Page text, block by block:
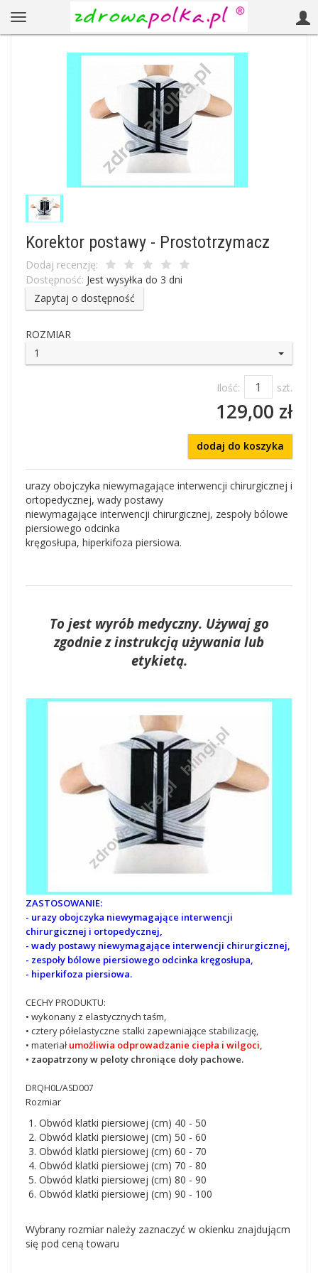
Korektor postawy - Prostotrzymacz
Dodaj recenzję:
Dostępność: Jest wysyłka do 3 dni
Zapytaj o dostępność
ROZMIAR
1
Ilość: szt.
129,00 zł
dodaj do koszyka
urazy obojczyka niewymagające interwencji chirurgicznej i
ortopedycznej, wady postawy
niewymagające interwencji chirurgicznej, zespoły bólowe
piersiowego odcinka
kręgosłupa, hiperkifoza piersiowa.
To jest wyrób medyczny. Używaj go
zgodnie z instrukcją używania lub
etykietą.
ZASTOSOWANIE:
- urazy obojczyka niewymagające interwencji
chirurgicznej i ortopedycznej,
- wady postawy niewymagające interwencji chirurgicznej,
- zespoły bólowe piersiowego odcinka kręgosłupa,
- hiperkifoza piersiowa.
CECHY PRODUKTU:
• wykonany z elastycznych taśm,
• cztery półelastyczne stalki zapewniające stabilizację,
• materiałumożliwia odprowadzanie ciepła i wilgoci,
• zaopatrzony w peloty chroniące doły pachowe.
DRQH0L/ASD007
Rozmiar
Obwód klatki piersiowej (cm) 40 - 50
Obwód klatki piersiowej (cm) 50 - 60
Obwód klatki piersiowej (cm) 60 - 70
Obwód klatki piersiowej (cm) 70 - 80
Obwód klatki piersiowej (cm) 80 - 90
Obwód klatki piersiowej (cm) 90 - 100
Wybrany rozmiar należy zaznaczyć w okienku znajdującm
się pod ceną towaru